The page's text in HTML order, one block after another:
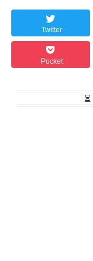
Twitter
Pocket